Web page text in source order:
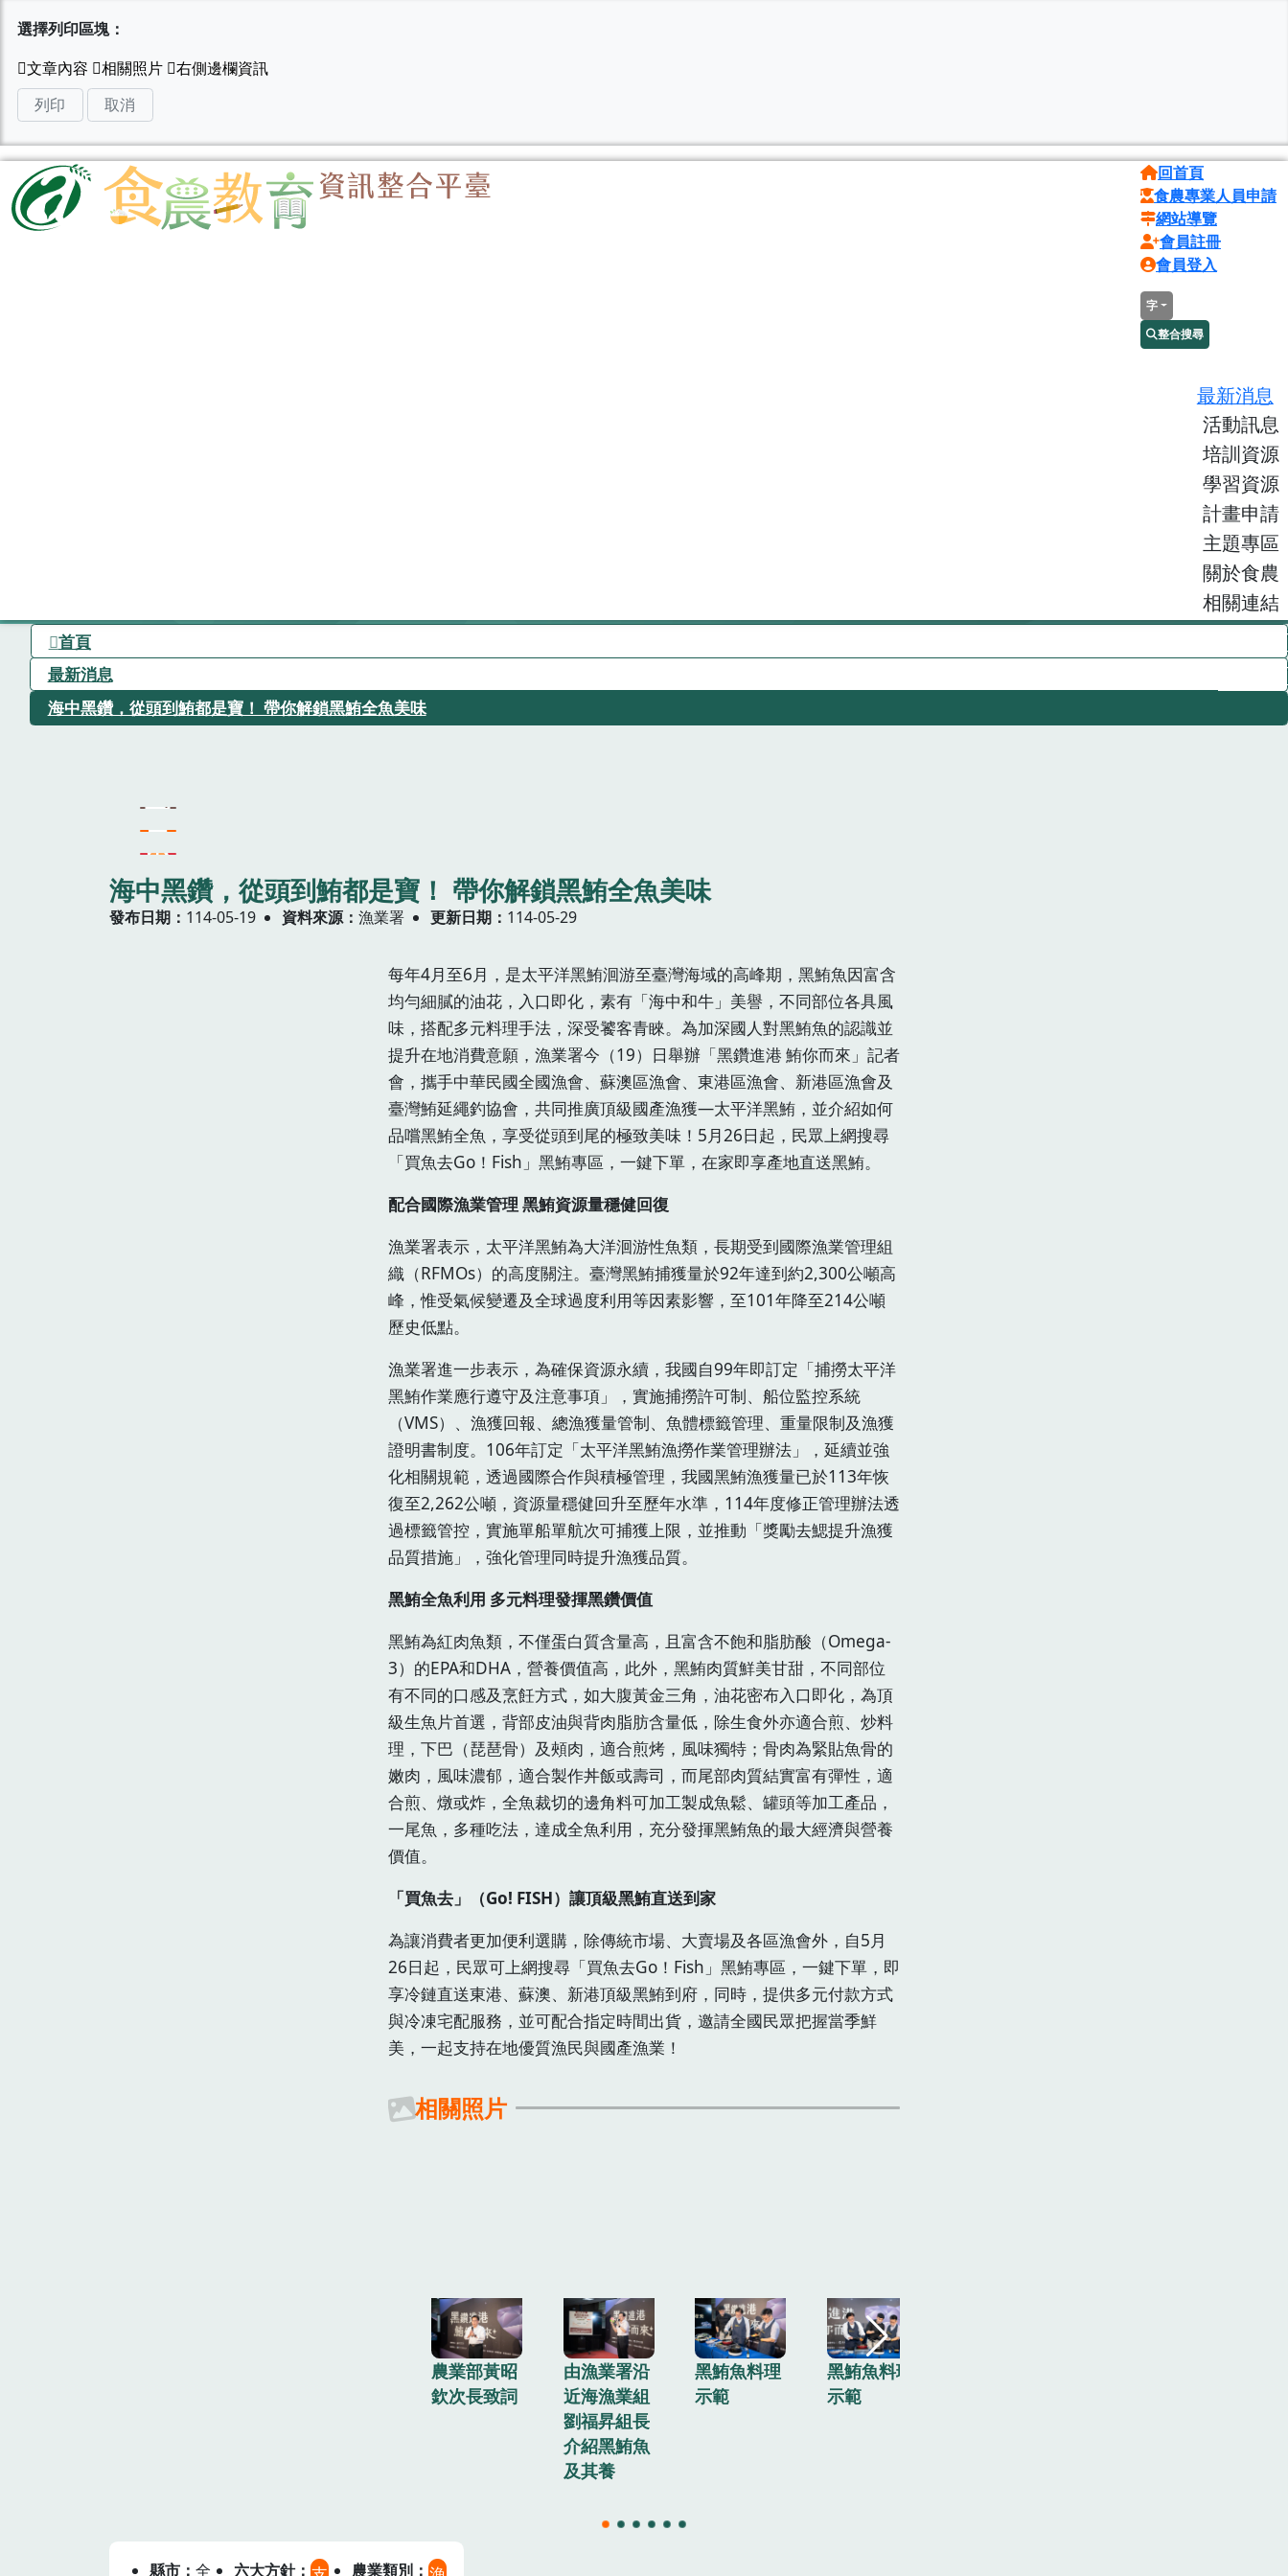
選擇列印區塊：
列印 取消
回首頁
食農專業人員申請
網站導覽
會員註冊
會員登入
字
整合搜尋
最新消息
活動訊息
培訓資源
學習資源
計畫申請
主題專區
關於食農
相關連結
首頁
最新消息
海中黑鑽，從頭到鮪都是寶！ 帶你解鎖黑鮪全魚美味
海中黑鑽，從頭到鮪都是寶！ 帶你解鎖黑鮪全魚美味
發布日期 114-05-19 資料來源 漁業署 更新日期 114-05-29
每年4月至6月，是太平洋黑鮪洄游至臺灣海域的高峰期，黑鮪魚因富含
均勻細膩的油花，入口即化，素有「海中和牛」美譽，不同部位各具風
味，搭配多元料理手法，深受饕客青睞。為加深國人對黑鮪魚的認識並
提升在地消費意願，漁業署今（19）日舉辦「黑鑽進港 鮪你而來」記者
會，攜手中華民國全國漁會、蘇澳區漁會、東港區漁會、新港區漁會及
臺灣鮪延繩釣協會，共同推廣頂級國產漁獲—太平洋黑鮪，並介紹如何
品嚐黑鮪全魚，享受從頭到尾的極致美味！5月26日起，民眾上網搜尋
「買魚去Go！Fish」黑鮪專區，一鍵下單，在家即享產地直送黑鮪。
配合國際漁業管理 黑鮪資源量穩健回復
漁業署表示，太平洋黑鮪為大洋洄游性魚類，長期受到國際漁業管理組
織（RFMOs）的高度關注。臺灣黑鮪捕獲量於92年達到約2,300公噸高
峰，惟受氣候變遷及全球過度利用等因素影響，至101年降至214公噸
歷史低點。
漁業署進一步表示，為確保資源永續，我國自99年即訂定「捕撈太平洋
黑鮪作業應行遵守及注意事項」，實施捕撈許可制、船位監控系統
（VMS）、漁獲回報、總漁獲量管制、魚體標籤管理、重量限制及漁獲
證明書制度。106年訂定「太平洋黑鮪漁撈作業管理辦法」，延續並強
化相關規範，透過國際合作與積極管理，我國黑鮪漁獲量已於113年恢
復至2,262公噸，資源量穩健回升至歷年水準，114年度修正管理辦法透
過標籤管控，實施單船單航次可捕獲上限，並推動「獎勵去鰓提升漁獲
品質措施」，強化管理同時提升漁獲品質。
黑鮪全魚利用 多元料理發揮黑鑽價值
黑鮪為紅肉魚類，不僅蛋白質含量高，且富含不飽和脂肪酸（Omega-
3）的EPA和DHA，營養價值高，此外，黑鮪肉質鮮美甘甜，不同部位
有不同的口感及烹飪方式，如大腹黃金三角，油花密布入口即化，為頂
級生魚片首選，背部皮油與背肉脂肪含量低，除生食外亦適合煎、炒料
理，下巴（琵琶骨）及頰肉，適合煎烤，風味獨特；骨肉為緊貼魚骨的
嫩肉，風味濃郁，適合製作丼飯或壽司，而尾部肉質結實富有彈性，適
合煎、燉或炸，全魚裁切的邊角料可加工製成魚鬆、罐頭等加工產品，
一尾魚，多種吃法，達成全魚利用，充分發揮黑鮪魚的最大經濟與營養
價值。
「買魚去」（Go! FISH）讓頂級黑鮪直送到家
為讓消費者更加便利選購，除傳統市場、大賣場及各區漁會外，自5月
26日起，民眾可上網搜尋「買魚去Go！Fish」黑鮪專區，一鍵下單，即
享冷鏈直送東港、蘇澳、新港頂級黑鮪到府，同時，提供多元付款方式
與冷凍宅配服務，並可配合指定時間出貨，邀請全國民眾把握當季鮮
美，一起支持在地優質漁民與國產漁業！
相關照片
農業部黃昭
欽次長致詞
由漁業署沿
近海漁業組
劉福昇組長
介紹黑鮪魚
及其養
黑鮪魚料理
示範
黑鮪魚料理
示範
縣市 全 六大方針 農業類別